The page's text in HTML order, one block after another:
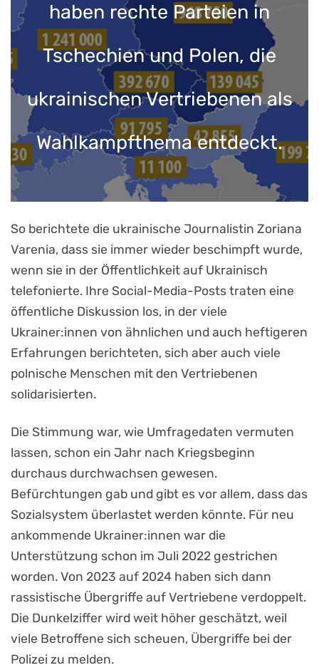
haben rechte Parteien in
Tschechien und Polen, die
ukrainischen Vertriebenen als
Wahlkampfthema entdeckt.
So berichtete die ukrainische Journalistin Zoriana
Varenia, dass sie immer wieder beschimpft wurde,
wenn sie in der Öffentlichkeit auf Ukrainisch
telefonierte. Ihre Social-Media-Posts traten eine
öffentliche Diskussion los, in der viele
Ukrainer:innen von ähnlichen und auch heftigeren
Erfahrungen berichteten, sich aber auch viele
polnische Menschen mit den Vertriebenen
solidarisierten.
Die Stimmung war, wie Umfragedaten vermuten
lassen, schon ein Jahr nach Kriegsbeginn
durchaus durchwachsen gewesen.
Befürchtungen gab und gibt es vor allem, dass das
Sozialsystem überlastet werden könnte. Für neu
ankommende Ukrainer:innen war die
Unterstützung schon im Juli 2022 gestrichen
worden. Von 2023 auf 2024 haben sich dann
rassistische Übergriffe auf Vertriebene verdoppelt.
Die Dunkelziffer wird weit höher geschätzt, weil
viele Betroffene sich scheuen, Übergriffe bei der
Polizei zu melden.